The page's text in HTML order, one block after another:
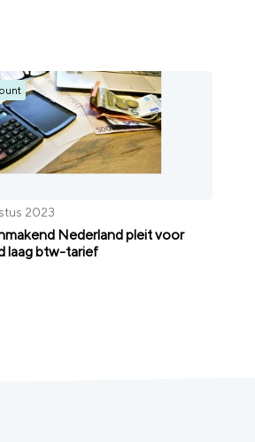
2023
Nederland pleit voor
laag btw-tarief